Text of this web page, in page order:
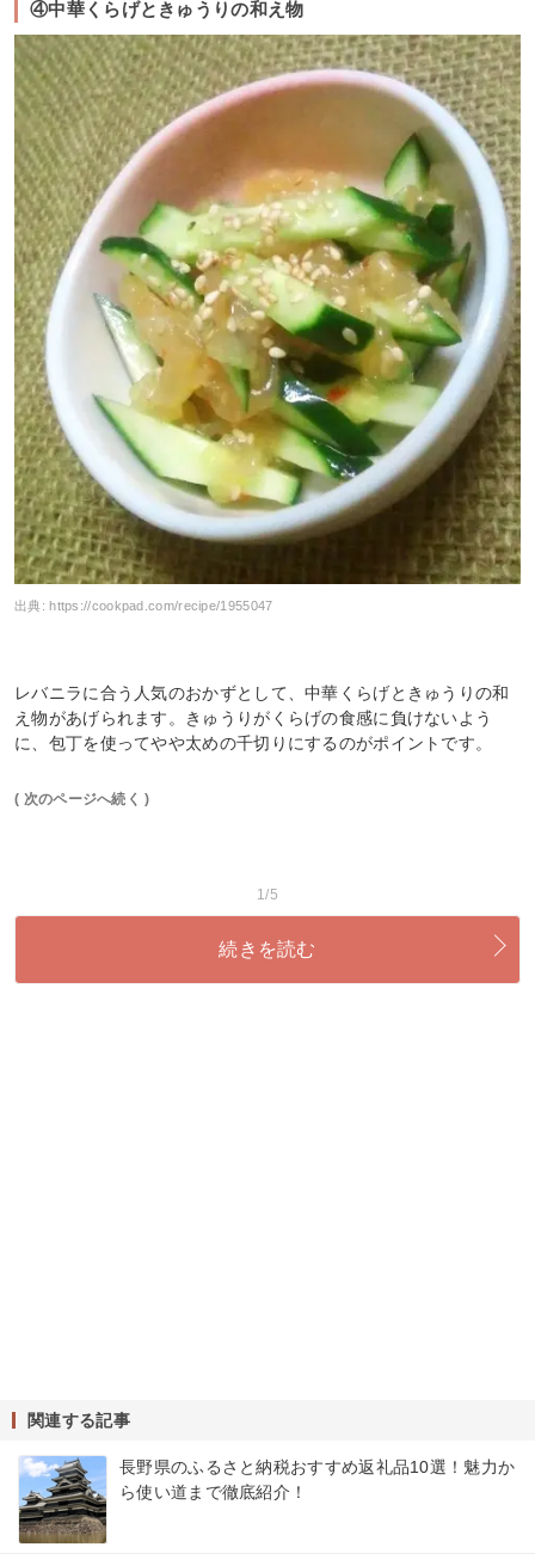
④中華くらげときゅうりの和え物
出典:https://cookpad.com/recipe/1955047
レバニラに合う人気のおかずとして、中華くらげときゅうりの和
え物があげられます。きゅうりがくらげの食感に負けないよう
に、包丁を使ってやや太めの千切りにするのがポイントです。
( 次のページへ続く )
1/5
続きを読む
関連する記事
長野県のふるさと納税おすすめ返礼品10選！魅力か
ら使い道まで徹底紹介！